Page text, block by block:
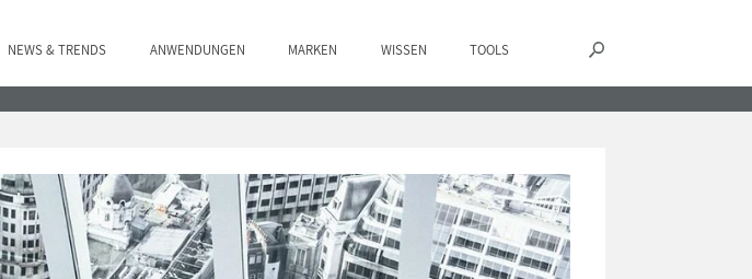
NEWS & TRENDS ANWENDUNGEN MARKEN WISSEN TOOLS